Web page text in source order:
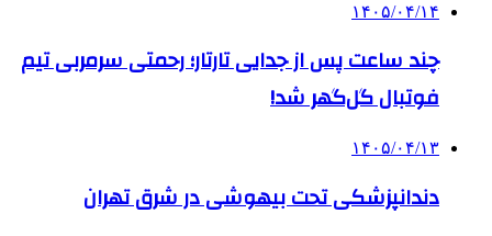
۱۴۰۵/۰۴/۱۴
چند ساعت پس از جدایی تارتار؛ رحمتی سرمربی تیم
فوتبال گل‌گهر شد!
۱۴۰۵/۰۴/۱۳
دندانپزشکی تحت بیهوشی در شرق تهران